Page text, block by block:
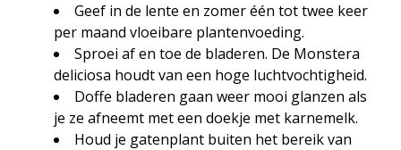
Geef in de lente en zomer één tot twee keer
per maand vloeibare plantenvoeding.
Sproei af en toe de bladeren. De Monstera
deliciosa houdt van een hoge luchtvochtigheid.
Doffe bladeren gaan weer mooi glanzen als
je ze afneemt met een doekje met karnemelk.
Houd je gatenplant buiten het bereik van